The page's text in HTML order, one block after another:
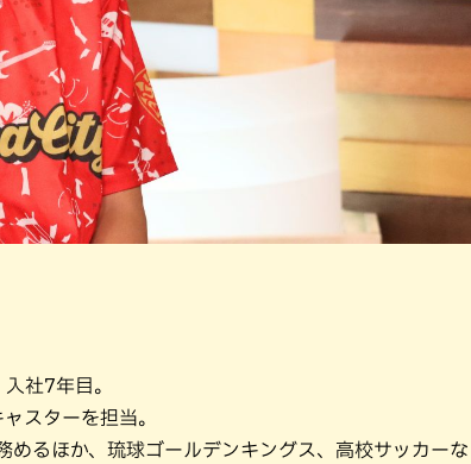
社7年目。
スターを担当。
るほか、琉球ゴールデンキングス、高校サッカーな